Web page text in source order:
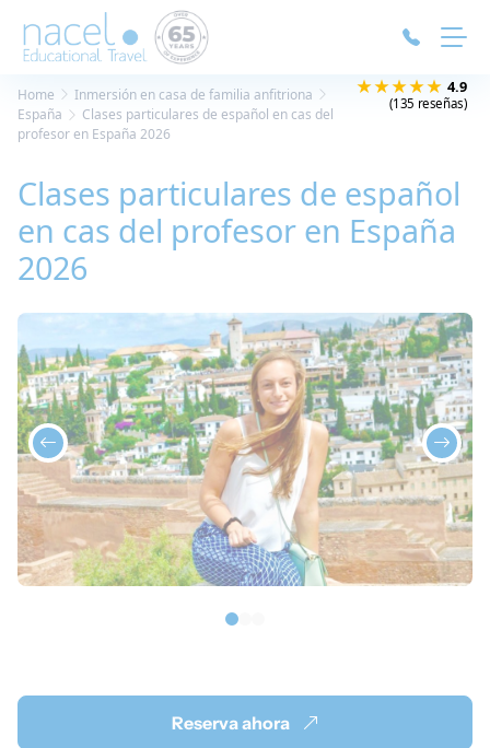
★★★★★ 4.9
(135 reseñas)
Home
Inmersión en casa de familia anfitriona
España
Clases particulares de español en cas del
profesor en España 2026
Clases particulares de español
en cas del profesor en España
2026
Reserva ahora
Panel de gestión de cookies